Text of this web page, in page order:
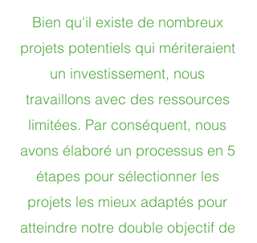
Bien qu'il existe de nombreux
projets potentiels qui mériteraient
un investissement, nous
travaillons avec des ressources
limitées. Par conséquent, nous
avons élaboré un processus en 5
étapes pour sélectionner les
projets les mieux adaptés pour
atteindre notre double objectif de